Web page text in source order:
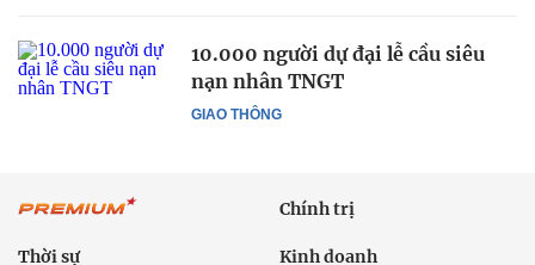
GIAO THÔNG
10.000 người dự đại lễ cầu siêu
nạn nhân TNGT
Chính trị
Thời sự Kinh doanh